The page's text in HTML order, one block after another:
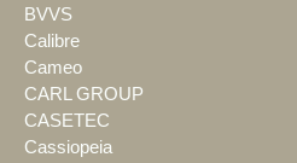
BVVS
Calibre
Cameo
CARL GROUP
CASETEC
Cassiopeia